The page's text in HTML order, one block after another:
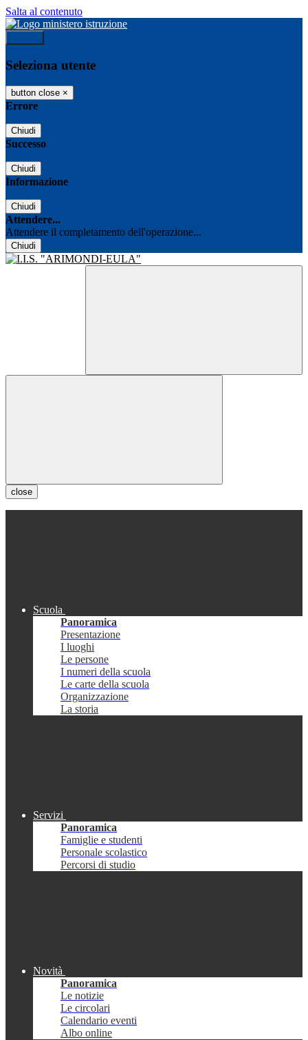
Salta al contenuto
Seleziona utente
button close ×
Errore
Chiudi
Successo
Chiudi
Informazione
Chiudi
Attendere...
Attendere il completamento dell'operazione...
Chiudi
close
Scuola
Panoramica
Presentazione
I luoghi
Le persone
I numeri della scuola
Le carte della scuola
Organizzazione
La storia
Servizi
Panoramica
Famiglie e studenti
Personale scolastico
Percorsi di studio
Novità
Panoramica
Le notizie
Le circolari
Calendario eventi
Albo online